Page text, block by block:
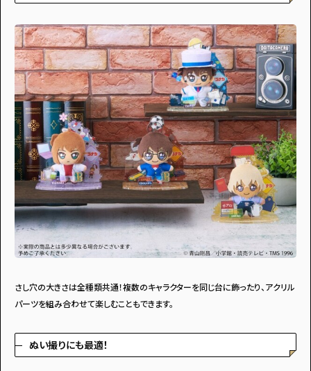
さし穴の大きさは全種類共通！複数のキャラクターを同じ台に飾ったり、アクリル
パーツを組み合わせて楽しむこともできます。
ぬい撮りにも最適！